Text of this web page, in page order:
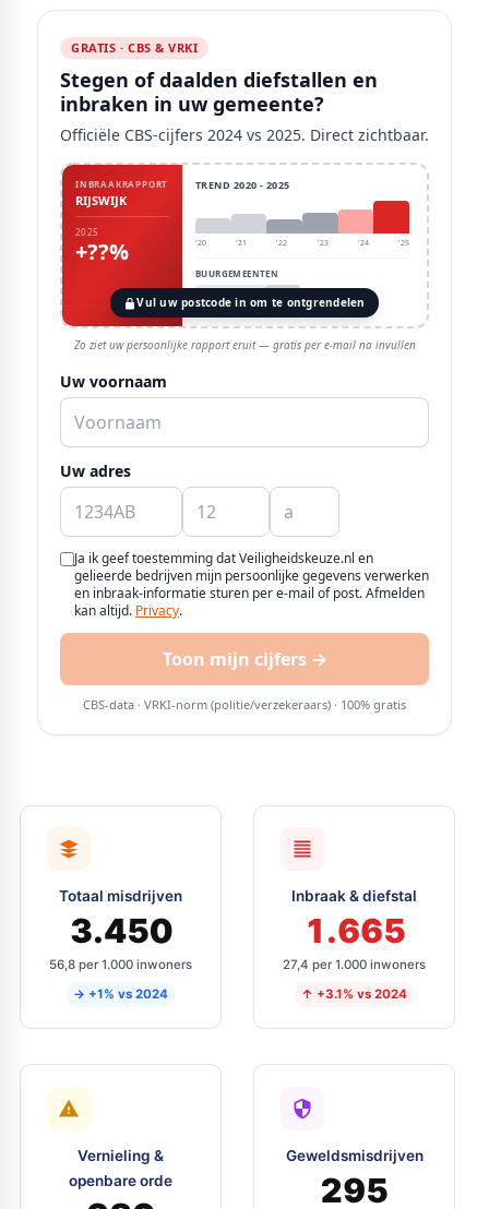
Totaal misdrijven
3.450
56,8 per 1.000 inwoners
→ +1% vs 2024
Inbraak & diefstal
1.665
27,4 per 1.000 inwoners
↑ +3.1% vs 2024
Vernieling &
openbare orde
Geweldsmisdrijven
295